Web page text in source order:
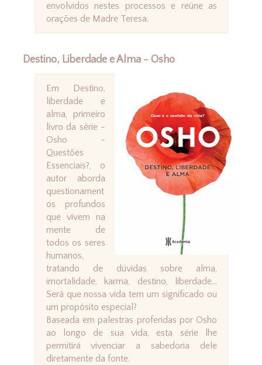
envolvidos nestes processos e reúne as
orações de Madre Teresa.
Destino, Liberdade e Alma - Osho
Em Destino,
liberdade e
alma, primeiro
livro da série -
Osho -
Questões
Essenciais?, o
autor aborda
questionament
os profundos
que vivem na
mente de
todos os seres
humanos,
tratando de dúvidas sobre alma,
imortalidade, karma, destino, liberdade...
Será que nossa vida tem um significado ou
um propósito especial?
Baseada em palestras proferidas por Osho
ao longo de sua vida, esta série lhe
permitirá vivenciar a sabedoria dele
diretamente da fonte.